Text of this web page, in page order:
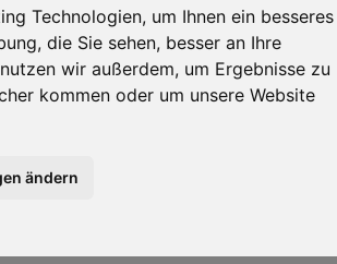
Technologien, um Ihnen ein besseres
die Sie sehen, besser an Ihre
wir außerdem, um Ergebnisse zu
kommen oder um unsere Website
ändern
SE 2